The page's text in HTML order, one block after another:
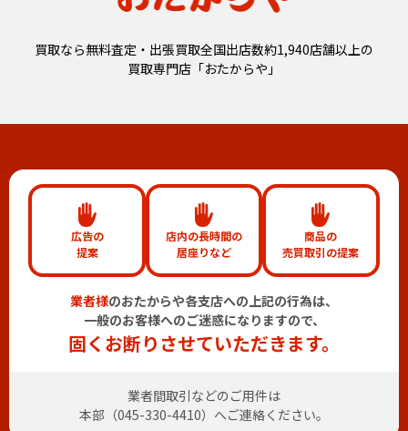
買取なら無料査定・出張買取全国出店数約1,940店舗以上の
買取専門店「おたからや」
広告の
提案
店内の長時間の
居座りなど
商品の
売買取引の提案
業者様のおたからや各支店への上記の行為は、
一般のお客様へのご迷惑になりますので、
固くお断りさせていただきます。
業者間取引などのご用件は
本部（045-330-4410）へご連絡ください。